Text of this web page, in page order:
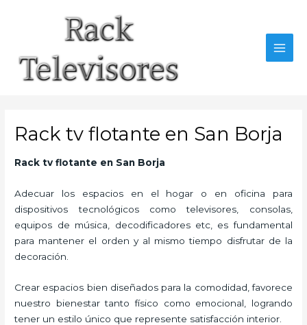
Rack tv flotante en San Borja
Rack tv flotante en San Borja
Adecuar los espacios en el hogar o en oficina para
dispositivos tecnológicos como televisores, consolas,
equipos de música, decodificadores etc, es fundamental
para mantener el orden y al mismo tiempo disfrutar de la
decoración.
Crear espacios bien diseñados para la comodidad, favorece
nuestro bienestar tanto físico como emocional, logrando
tener un estilo único que represente satisfacción interior.